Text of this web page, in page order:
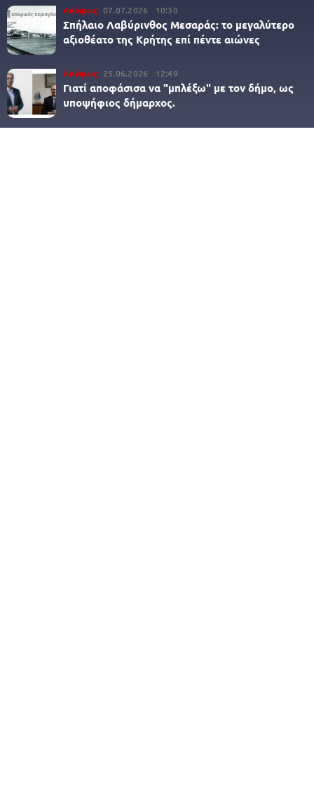
Απόψεις 07.07.2026 10:30
Σπήλαιο Λαβύρινθος Μεσαράς: το μεγαλύτερο
αξιοθέατο της Κρήτης επί πέντε αιώνες
Απόψεις 25.06.2026 12:49
Γιατί αποφάσισα να "μπλέξω" με τον δήμο, ως
υποψήφιος δήμαρχος.